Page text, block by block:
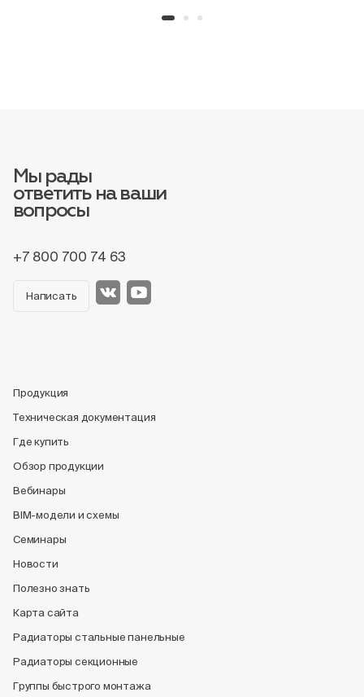
Мы рады
ответить на ваши
вопросы
+7 800 700 74 63
Написать
Продукция
Техническая документация
Где купить
Обзор продукции
Вебинары
BIM-модели и схемы
Семинары
Новости
Полезно знать
Карта сайта
Радиаторы стальные панельные
Радиаторы секционные
Группы быстрого монтажа